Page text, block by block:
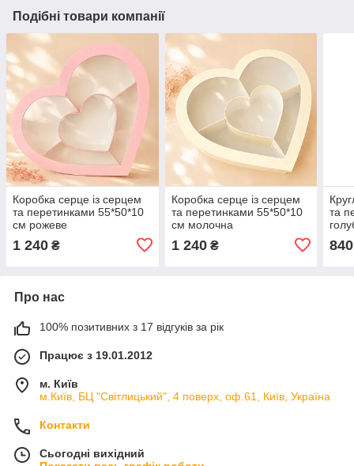
Подібні товари компанії
Коробка серце із серцем
та перетинками 55*50*10
см рожеве
1 240 ₴
Коробка серце із серцем
та перетинками 55*50*10
см молочна
1 240₴
та
840
Про нас
100% позитивних з 17 відгуків за рік
Працює з 19.01.2012
м. Київ
м.Київ, БЦ "Світлицький", 4 поверх, оф.61, Київ, Україна
Контакти
Сьогодні вихідний